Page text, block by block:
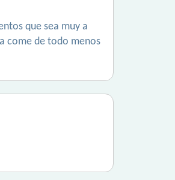
que sea muy a
come de todo menos